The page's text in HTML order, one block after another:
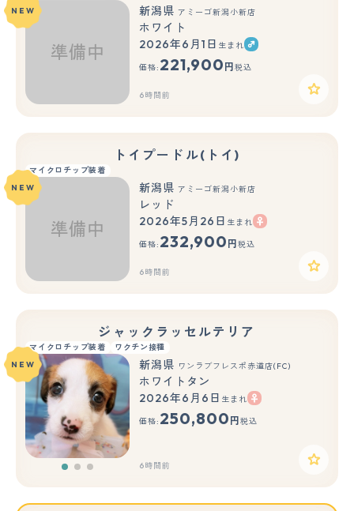
NEW
新潟県 アミーゴ新潟小新店
ホワイト
2026年6月1日 生まれ
価格: 221,900 円 税込
6時間前
トイプードル(トイ)
マイクロチップ装着
NEW
新潟県 アミーゴ新潟小新店
レッド
2026年5月26日 生まれ
価格: 232,900 円 税込
6時間前
ジャックラッセルテリア
マイクロチップ装着 ワクチン接種
もっと見る
NEW 新潟県 ワンラブフレスポ赤道店(FC)
ホワイトタン
2026年6月6日 生まれ
価格: 250,800 円 税込
6時間前